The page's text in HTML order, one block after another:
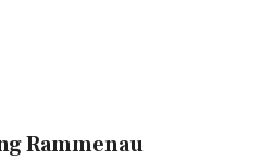
Rammenau